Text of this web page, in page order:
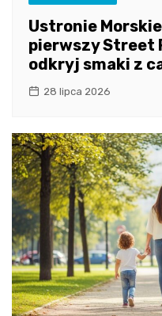
Ustronie
pierwszy Street
odkryj smaki z
28 lipca 2026